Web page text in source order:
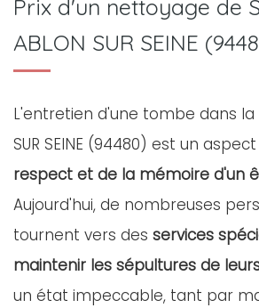
Prix d'un nettoyage de
ABLON SUR SEINE
L'entretien d'une tombe dans la
SUR SEINE (94480) est un
respect et de la mémoire d'un
Aujourd'hui, de nombreuses
tournent vers des services
maintenir les sépultures de
un état impeccable, tant par